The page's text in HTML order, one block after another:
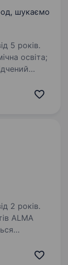
шукаємо
5 років.
2 років.